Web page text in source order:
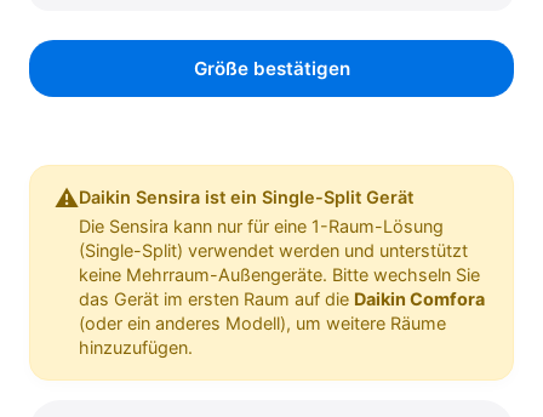
Größe bestätigen
⚠️Daikin Sensira ist ein Single-Split Gerät
Die Sensira kann nur für eine 1-Raum-Lösung
(Single-Split) verwendet werden und unterstützt
keine Mehrraum-Außengeräte. Bitte wechseln Sie
das Gerät im ersten Raum auf die Daikin Comfora
(oder ein anderes Modell), um weitere Räume
hinzuzufügen.